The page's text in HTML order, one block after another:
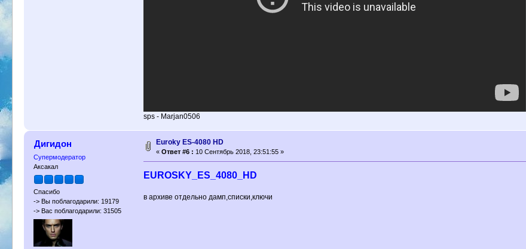
sps - Marjan0506
Дигидон
Супермодератор
Аксакал
Спасибо
-> Вы поблагодарили: 19179
-> Вас поблагодарили: 31505
Euroky ES-4080 HD
«Ответ #6 : 10 Сентябрь 2018, 23:51:55 »
EUROSKY_ES_4080_HD
в архиве отдельно дамп,списки,ключи